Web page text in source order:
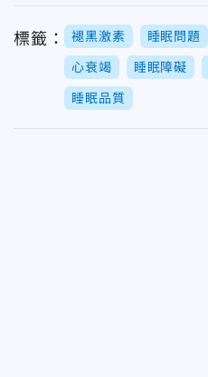
標籤： 褪黑激素 睡眠問題
心衰竭 睡眠障礙
睡眠品質